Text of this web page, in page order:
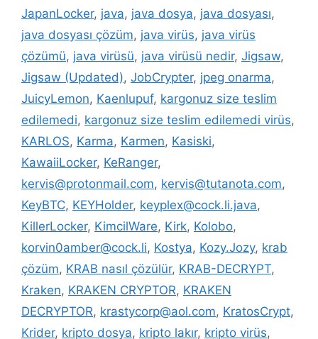
JapanLocker, java, java dosya, java dosyası,
java dosyası çözüm, java virüs, java virüs
çözümü, java virüsü, java virüsü nedir, Jigsaw,
Jigsaw (Updated), JobCrypter, jpeg onarma,
JuicyLemon, Kaenlupuf, kargonuz size teslim
edilemedi, kargonuz size teslim edilemedi virüs,
KARLOS, Karma, Karmen, Kasiski,
KawaiiLocker, KeRanger,
kervis@protonmail.com, kervis@tutanota.com,
KeyBTC, KEYHolder, keyplex@cock.li.java,
KillerLocker, KimcilWare, Kirk, Kolobo,
korvin0amber@cock.li, Kostya, Kozy.Jozy, krab
çözüm, KRAB nasıl çözülür, KRAB-DECRYPT,
Kraken, KRAKEN CRYPTOR, KRAKEN
DECRYPTOR, krastycorp@aol.com, KratosCrypt,
Krider, kripto dosya, kripto lakır, kripto virüs,